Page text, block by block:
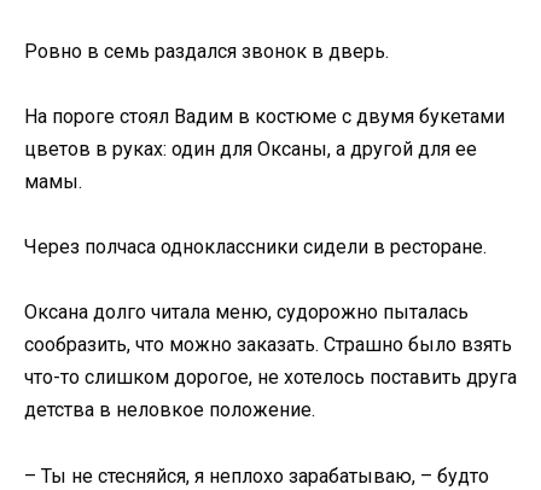
Ровно в семь раздался звонок в дверь.
На пороге стоял Вадим в костюме с двумя букетами
цветов в руках: один для Оксаны, а другой для ее
мамы.
Через полчаса одноклассники сидели в ресторане.
Оксана долго читала меню, судорожно пыталась
сообразить, что можно заказать. Страшно было взять
что-то слишком дорогое, не хотелось поставить друга
детства в неловкое положение.
– Ты не стесняйся, я неплохо зарабатываю, – будто